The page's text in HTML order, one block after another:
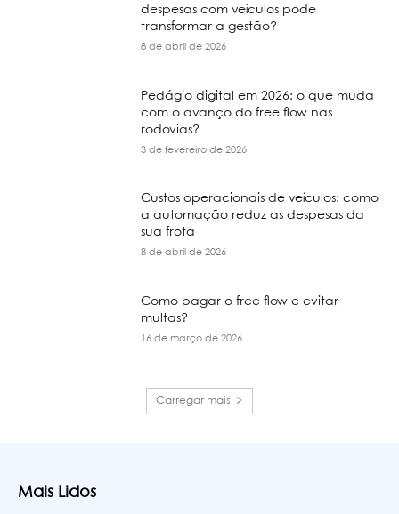
despesas com veículos pode
transformar a gestão?
8 de abril de 2026
Pedágio digital em 2026: o que muda
com o avanço do free flow nas
rodovias?
3 de fevereiro de 2026
Custos operacionais de veículos: como
a automação reduz as despesas da
sua frota
8 de abril de 2026
Como pagar o free flow e evitar
multas?
16 de março de 2026
Carregar mais
Mais Lidos